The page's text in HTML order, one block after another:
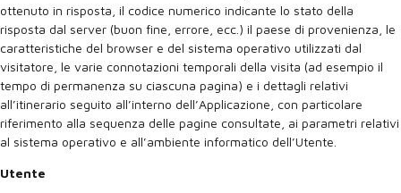
ottenuto in risposta, il codice numerico indicante lo stato della
risposta dal server (buon fine, errore, ecc.) il paese di provenienza, le
caratteristiche del browser e del sistema operativo utilizzati dal
visitatore, le varie connotazioni temporali della visita (ad esempio il
tempo di permanenza su ciascuna pagina) e i dettagli relativi
all’itinerario seguito all’interno dell’Applicazione, con particolare
riferimento alla sequenza delle pagine consultate, ai parametri relativi
al sistema operativo e all’ambiente informatico dell’Utente.
Utente